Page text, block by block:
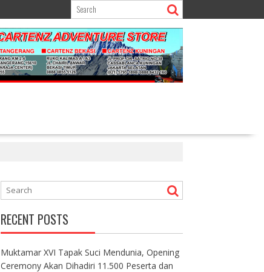
RECENT POSTS
Muktamar XVI Tapak Suci Mendunia, Opening
Ceremony Akan Dihadiri 11.500 Peserta dan